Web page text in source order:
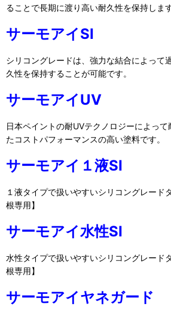
ることで長期に渡り高い耐久性を保持します
サーモアイSI
シリコングレードは、強力な結合によって
久性を保持することが可能です。
サーモアイUV
日本ペイントの耐UVテクノロジーによっ
たコストパフォーマンスの高い塗料です。
サーモアイ１液SI
１液タイプで扱いやすいシリコングレード
根専用】
サーモアイ水性SI
水性タイプで扱いやすいシリコングレード
根専用】
サーモアイヤネガード